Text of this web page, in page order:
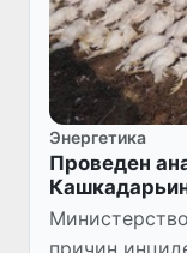
Энергетика
Проведен
причин